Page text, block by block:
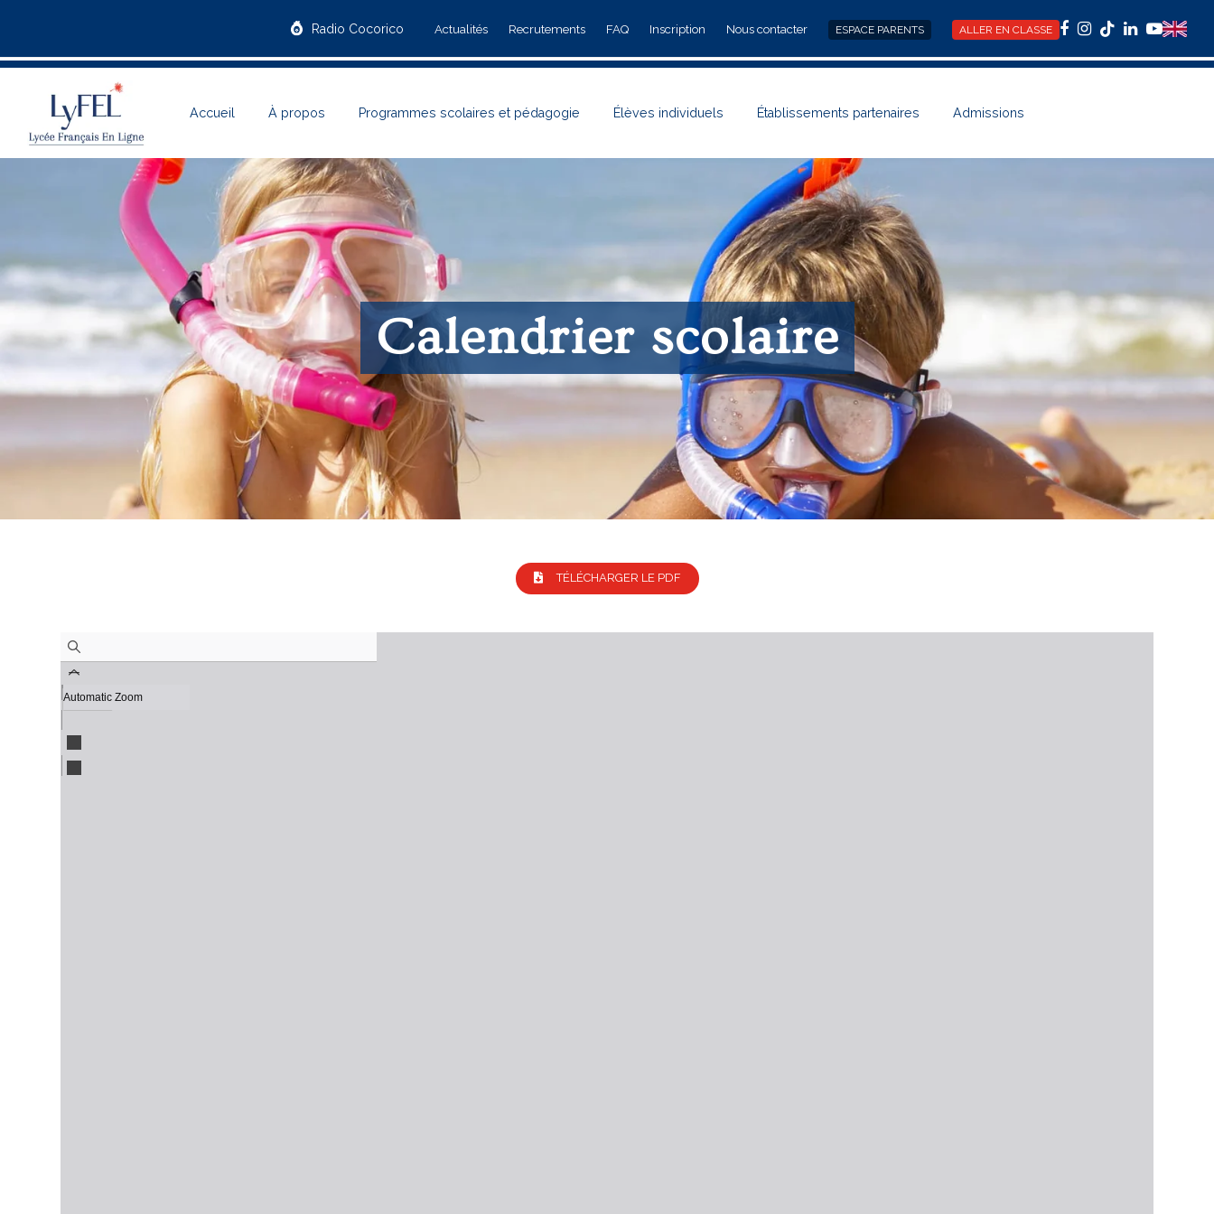
Radio Cocorico Actualités Recrutements FAQ Inscription Nous contacter ESPACE PARENTS ALLER EN CLASSE Facebook
Instagram
TiktokLinkedIn
Accueil À propos Programmes scolaires et pédagogie Élèves individuels Établissements partenaires Admissions
Calendrier scolaire
TÉLÉCHARGER LE PDF